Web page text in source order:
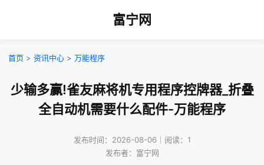
富宁网
首页 > 资讯中心 > 万能程序
少输多赢!雀友麻将机专用程序控牌器_折叠
全自动机需要什么配件-万能程序
发布时间：2026-08-06｜阅读：1
发布者：富宁网